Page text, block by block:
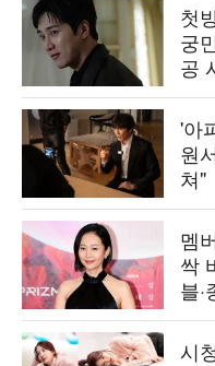
첫
궁
공
'아
원
쳐"
멤
싹
블
시